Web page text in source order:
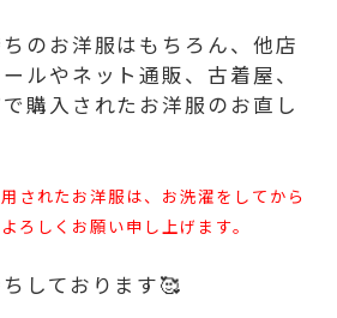
のお洋服はもちろん、他店
ルやネット通販、古着屋、
購入されたお洋服のお直し
されたお洋服は、お洗濯をしてから
ろしくお願い申し上げます。
しております🥰